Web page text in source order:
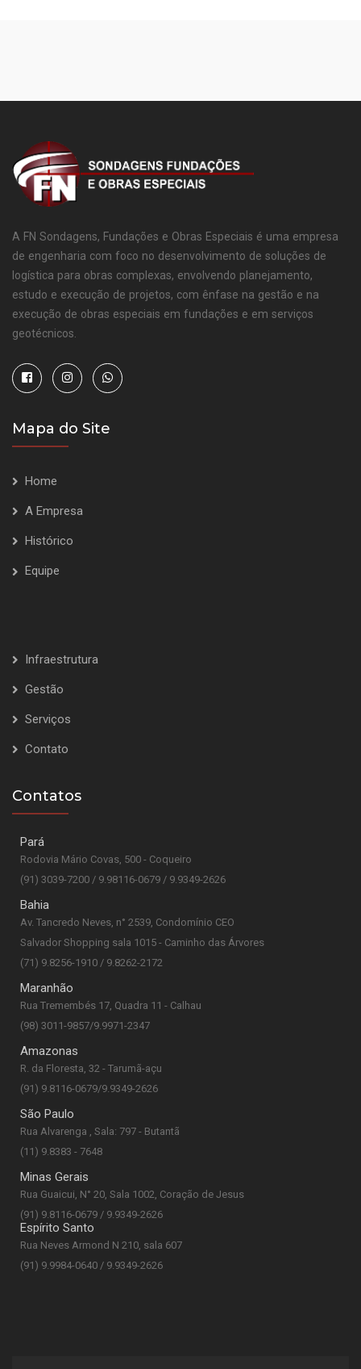
A FN Sondagens, Fundações e Obras Especiais é uma empresa
de engenharia com foco no desenvolvimento de soluções de
logística para obras complexas, envolvendo planejamento,
estudo e execução de projetos, com ênfase na gestão e na
execução de obras especiais em fundações e em serviços
geotécnicos.
Mapa do Site
Home
A Empresa
Histórico
Equipe
Infraestrutura
Gestão
Serviços
Contato
Contatos
Pará
Rodovia Mário Covas, 500 - Coqueiro
(91) 3039-7200 / 9.98116-0679 / 9.9349-2626
Bahia
Av. Tancredo Neves, n° 2539, Condomínio CEO
Salvador Shopping sala 1015 - Caminho das Árvores
(71) 9.8256-1910 / 9.8262-2172
Maranhão
Rua Tremembés 17, Quadra 11 - Calhau
(98) 3011-9857/9.9971-2347
Amazonas
R. da Floresta, 32 - Tarumã-açu
(91) 9.8116-0679/9.9349-2626
São Paulo
Rua Alvarenga , Sala: 797 - Butantã
(11) 9.8383 - 7648
Minas Gerais
Rua Guaicui, N° 20, Sala 1002, Coração de Jesus
(91) 9.8116-0679 / 9.9349-2626
Espírito Santo
Rua Neves Armond N 210, sala 607
(91) 9.9984-0640 / 9.9349-2626